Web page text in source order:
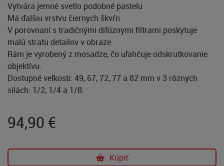
Vytvára jemné svetlo podobné pastelu
Má ďalšiu vrstvu čiernych škvŕn
V porovnaní s tradičnými difúznymi filtrami poskytuje
malú stratu detailov v obraze
Rám je vyrobený z mosadze, čo uľahčuje odskrutkovanie
objektívu.
Dostupné veľkosti: 49, 67, 72, 77 a 82 mm v 3 rôznych
silách: 1/2, 1/4 a 1/8.
94,90 €
Kúpiť